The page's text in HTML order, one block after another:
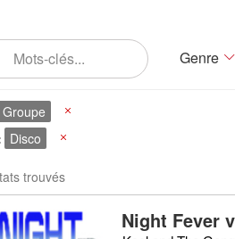
Genre
Groupe
Disco
trouvés
Night Fever